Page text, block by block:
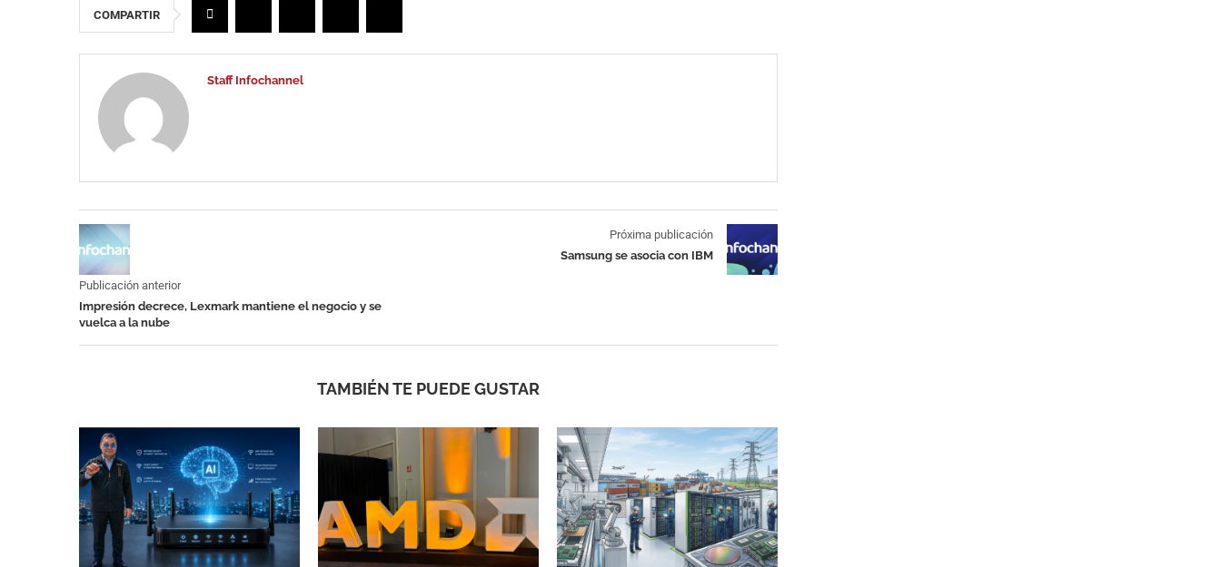
COMPARTIR
Staff Infochannel
Publicación anterior
Impresión decrece, Lexmark mantiene el negocio y se
vuelca a la nube
Próxima publicación
Samsung se asocia con IBM
TAMBIÉN TE PUEDE GUSTAR